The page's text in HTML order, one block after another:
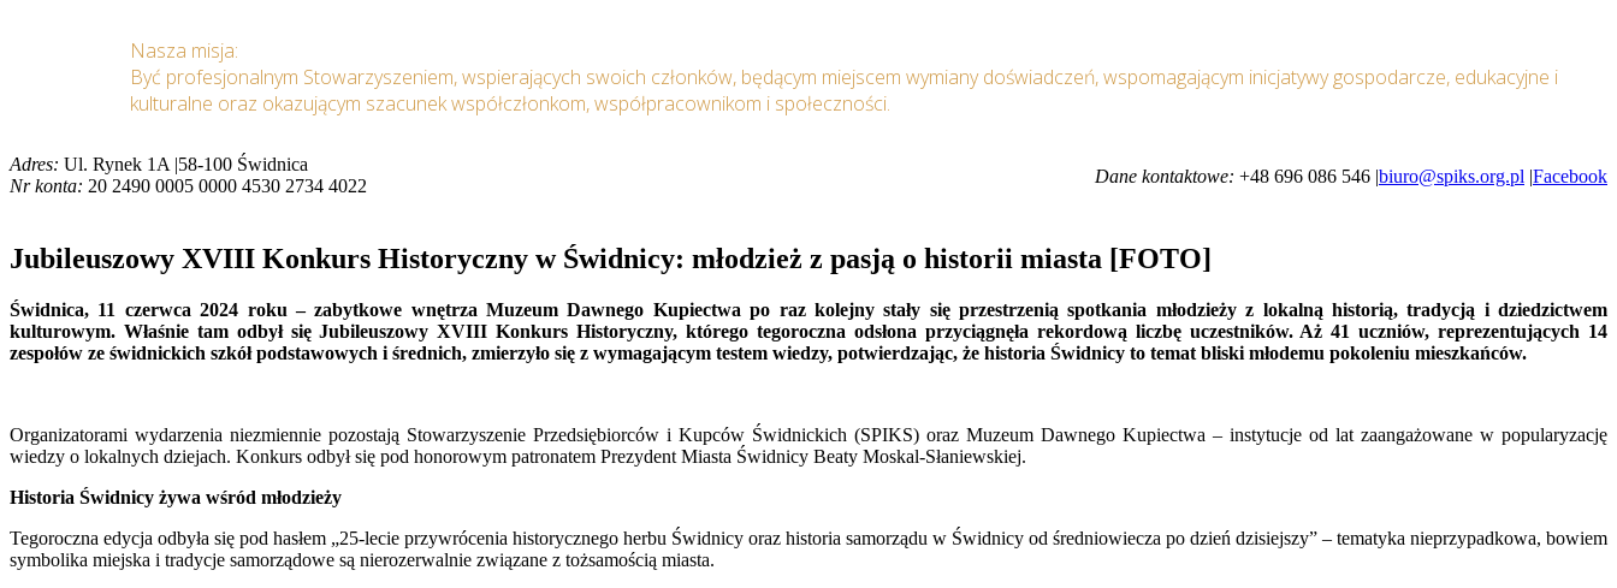
Nasza misja:
Być profesjonalnym Stowarzyszeniem, wspierających swoich członków, będącym miejscem wymiany doświadczeń, wspomagającym inicjatywy gospodarcze, edukacyjne i
kulturalne oraz okazującym szacunek współczłonkom, współpracownikom i społeczności.
Adres: Ul. Rynek 1A |58-100 Świdnica
Nr konta: 20 2490 0005 0000 4530 2734 4022 Dane kontaktowe: +48 696 086 546 |biuro@spiks.org.pl |Facebook
Jubileuszowy XVIII Konkurs Historyczny w Świdnicy: młodzież z pasją o historii miasta [FOTO]
Świdnica, 11 czerwca 2024 roku – zabytkowe wnętrza Muzeum Dawnego Kupiectwa po raz kolejny stały się przestrzenią spotkania młodzieży z lokalną historią, tradycją i dziedzictwem
kulturowym. Właśnie tam odbył się Jubileuszowy XVIII Konkurs Historyczny, którego tegoroczna odsłona przyciągnęła rekordową liczbę uczestników. Aż 41 uczniów, reprezentujących 14
zespołów ze świdnickich szkół podstawowych i średnich, zmierzyło się z wymagającym testem wiedzy, potwierdzając, że historia Świdnicy to temat bliski młodemu pokoleniu mieszkańców.
Organizatorami wydarzenia niezmiennie pozostają Stowarzyszenie Przedsiębiorców i Kupców Świdnickich (SPIKS) oraz Muzeum Dawnego Kupiectwa – instytucje od lat zaangażowane w popularyzację
wiedzy o lokalnych dziejach. Konkurs odbył się pod honorowym patronatem Prezydent Miasta Świdnicy Beaty Moskal-Słaniewskiej.
Historia Świdnicy żywa wśród młodzieży
Tegoroczna edycja odbyła się pod hasłem „25-lecie przywrócenia historycznego herbu Świdnicy oraz historia samorządu w Świdnicy od średniowiecza po dzień dzisiejszy” – tematyka nieprzypadkowa, bowiem
symbolika miejska i tradycje samorządowe są nierozerwalnie związane z tożsamością miasta.